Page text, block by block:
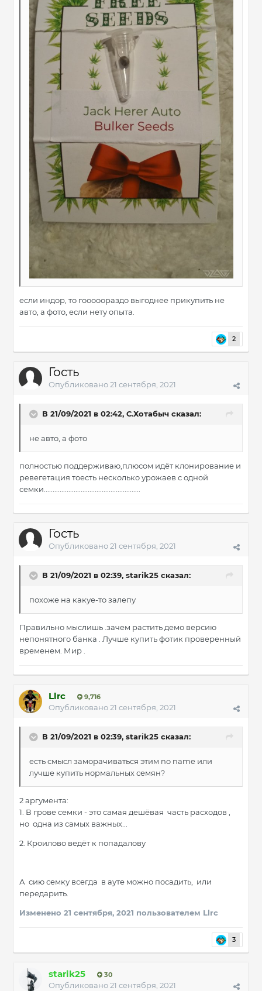
если индор, то гооооораздо выгоднее прикупить не
авто, а фото, если нету опыта.
2
Гость
Опубликовано21 сентября, 2021
В 21/09/2021 в 02:42, С.Хотабыч сказал:
не авто, а фото
полностью поддерживаю,плюсом идёт клонирование и
ревегетация тоесть несколько урожаев с одной
семки.......................................................
Гость
Опубликовано21 сентября, 2021
В 21/09/2021 в 02:39, starik25 сказал:
похоже на какуе-то залепу
Правильно мыслишь .зачем растить демо версию
непонятного банка . Лучше купить фотик проверенный
временем. Мир .
Llrc 9,716
Опубликовано21 сентября, 2021
В 21/09/2021 в 02:39, starik25 сказал:
есть смысл заморачиваться этим no name или
лучше купить нормальных семян?
2 аргумента:
1. В грове семки - это самая дешёвая часть расходов ,
но одна из самых важных...
2. Кроилово ведёт к попадалову
А сию семку всегда в ауте можно посадить, или
передарить.
Изменено 21 сентября, 2021 пользователем Llrc
3
starik25 30
Опубликовано21 сентября, 2021